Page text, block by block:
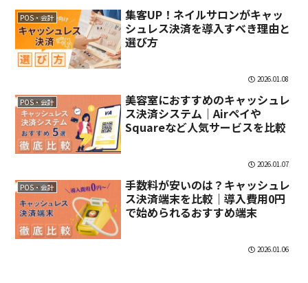
POS・会計
集客UP！ネイルサロンがキャッ
シュレス決済を導入すべき理由と
選び方
2026.01.08
POS・会計
美容室におすすめのキャッシュレ
ス決済システム｜Airペイや
Squareなど人気サービスを比較
2026.01.07
POS・会計
手数料が安いのは？キャッシュレ
ス決済端末を比較｜導入費用0円
で始められるおすすめ端末
2026.01.06